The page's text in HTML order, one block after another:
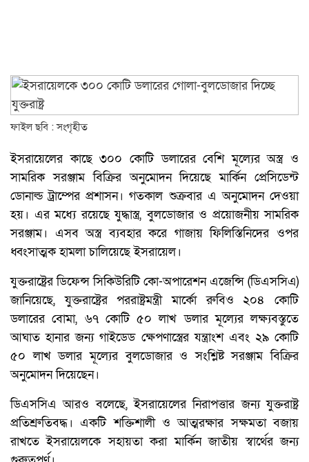
ফাইল ছবি : সংগৃহীত
ইসরায়েলের কাছে ৩০০ কোটি ডলারের বেশি মূল্যের অস্ত্র ও
সামরিক সরঞ্জাম বিক্রির অনুমোদন দিয়েছে মার্কিন প্রেসিডেন্ট
ডোনাল্ড ট্রাম্পের প্রশাসন। গতকাল শুক্রবার এ অনুমোদন দেওয়া
হয়। এর মধ্যে রয়েছে যুদ্ধাস্ত্র, বুলডোজার ও প্রয়োজনীয় সামরিক
সরঞ্জাম। এসব অস্ত্র ব্যবহার করে গাজায় ফিলিস্তিনিদের ওপর
ধ্বংসাত্মক হামলা চালিয়েছে ইসরায়েল।
যুক্তরাষ্ট্রের ডিফেন্স সিকিউরিটি কো-অপারেশন এজেন্সি (ডিএসসিএ)
জানিয়েছে, যুক্তরাষ্ট্রের পররাষ্ট্রমন্ত্রী মার্কো রুবিও ২০৪ কোটি
ডলারের বোমা, ৬৭ কোটি ৫০ লাখ ডলার মূল্যের লক্ষ্যবস্তুতে
আঘাত হানার জন্য গাইডেড ক্ষেপণাস্ত্রের যন্ত্রাংশ এবং ২৯ কোটি
৫০ লাখ ডলার মূল্যের বুলডোজার ও সংশ্লিষ্ট সরঞ্জাম বিক্রির
অনুমোদন দিয়েছেন।
ডিএসসিএ আরও বলেছে, ইসরায়েলের নিরাপত্তার জন্য যুক্তরাষ্ট্র
প্রতিশ্রুতিবদ্ধ। একটি শক্তিশালী ও আত্মরক্ষার সক্ষমতা বজায়
রাখতে ইসরায়েলকে সহায়তা করা মার্কিন জাতীয় স্বার্থের জন্য